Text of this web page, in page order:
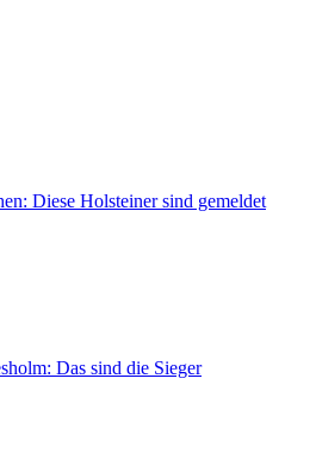
Diese Holsteiner sind gemeldet
Das sind die Sieger